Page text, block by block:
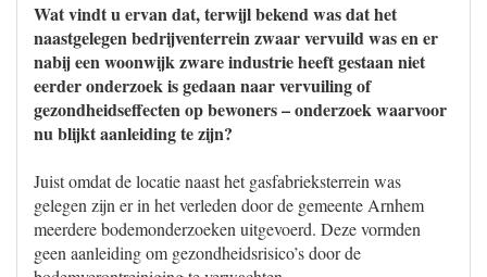
Wat vindt u ervan dat, terwijl bekend was dat het
naastgelegen bedrijventerrein zwaar vervuild was en er
nabij een woonwijk zware industrie heeft gestaan niet
eerder onderzoek is gedaan naar vervuiling of
gezondheidseffecten op bewoners – onderzoek waarvoor
nu blijkt aanleiding te zijn?
Juist omdat de locatie naast het gasfabrieksterrein was
gelegen zijn er in het verleden door de gemeente Arnhem
meerdere bodemonderzoeken uitgevoerd. Deze vormden
geen aanleiding om gezondheidsrisico’s door de